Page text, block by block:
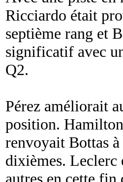
Ricciardo était
septième rang et
significatif avec
Q2.
Pérez améliorait
position.
renvoyait Bottas
dixièmes. Leclerc
autres en cette